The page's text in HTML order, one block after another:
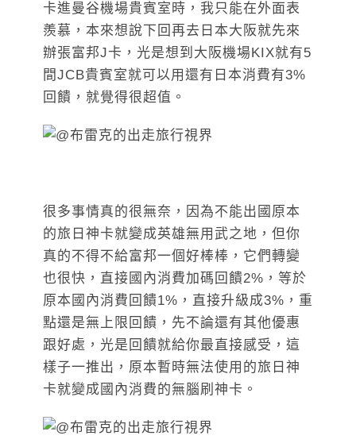
卡進曼谷機場貴賓室時，我只能在外面表
羨慕，本來想說下回再去日本大阪就先來
辦張富邦J卡，光是想到大阪機場KIX就有5
間JCB貴賓室就可以用還有日本消費有3%
回饋，就覺得很超值。
很多事情真的很無奈，因為不能出國原本
的旅日神卡就變成英雄無用武之地，但你
真的不得不給富邦一個好棒棒，它們轉變
也很快，直接國內消費加碼回饋2%，等於
原本國內消費回饋1%，直接升級成3%，重
點還是無上限回饋，先不論還有其他優惠
跟好處，光是回饋就給你最直接感受，這
樣子一推出，原本暫時無法使用的旅日神
卡就變成國內消費的無腦刷神卡。